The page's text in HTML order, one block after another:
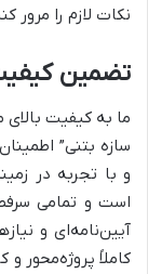
نکات لازم را مرور
تضمین
ما به کیفیت
سازه بتنی”
و با تجربه در
است و تمامی
آیین‌نامه‌ای و
کاملاً پروژه‌محور و